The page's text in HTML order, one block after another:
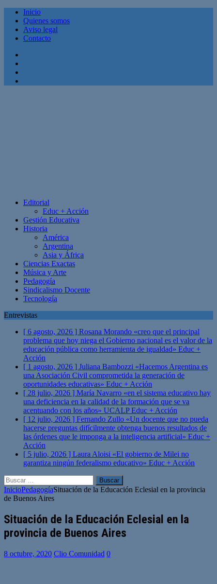
Inicio
Quienes somos
Aviso legal
Contacto
Editorial
Educ + Acción
Gestión Educativa
Historia
América
Argentina
Asia y África
Ciencias Exactas
Música y Arte
Pedagogía
Sindicalismo Docente
Tecnología
Entrevistas
[ 6 agosto, 2026 ] Rosana Morando «creo que el principal
problema que hoy niega el Gobierno nacional es el valor de la
educación pública como herramienta de igualdad» Educ +
Acción
[ 1 agosto, 2026 ] Juliana Bambozzi «Hacemos Argentina es
una Asociación Civil comprometida la generación de
oportunidades educativas» Educ + Acción
[ 28 julio, 2026 ] María Navarro «en el sistema educativo hay
una deficiencia en la calidad de la formación que se va
acentuando con los años» UCALPEduc + Acción
[ 12 julio, 2026 ] Fernando Zullo «Un docente que no pueda
hacerse preguntas difícilmente obtenga buenos resultados de
las órdenes que le imponga a la inteligencia artificial» Educ +
Acción
[ 5 julio, 2026 ] Laura Aloisi «El gobierno de Milei no
garantiza ningún federalismo educativo» Educ + Acción
Buscar:
InicioPedagogíaSituación de la Educación Eclesial en la provincia
de Buenos Aires
Situación de la Educación Eclesial en la
provincia de Buenos Aires
8 octubre, 2020 Clio Comunidad 0